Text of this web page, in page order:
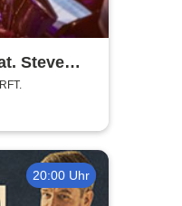
Steve
20:00 Uhr